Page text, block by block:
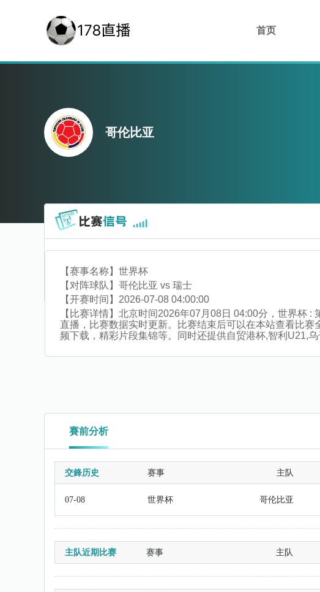
首页
哥伦比亚
【赛事名称】 世界杯
【对阵球队】 哥伦比亚 vs 瑞士
【开赛时间】 2026-07-08 04:00:00
【比赛详情】 北京时间2026年07月08日 04:00分，世界杯 :
直播，比赛数据实时更新。比赛结束后可以在本站查看比
频下载，精彩片段集锦等。同时还提供自贸港杯,智利U21,
賽前分析
交鋒历史 赛事 主队
07-08 世界杯 哥伦比亚
主队近期比赛 赛事 主队